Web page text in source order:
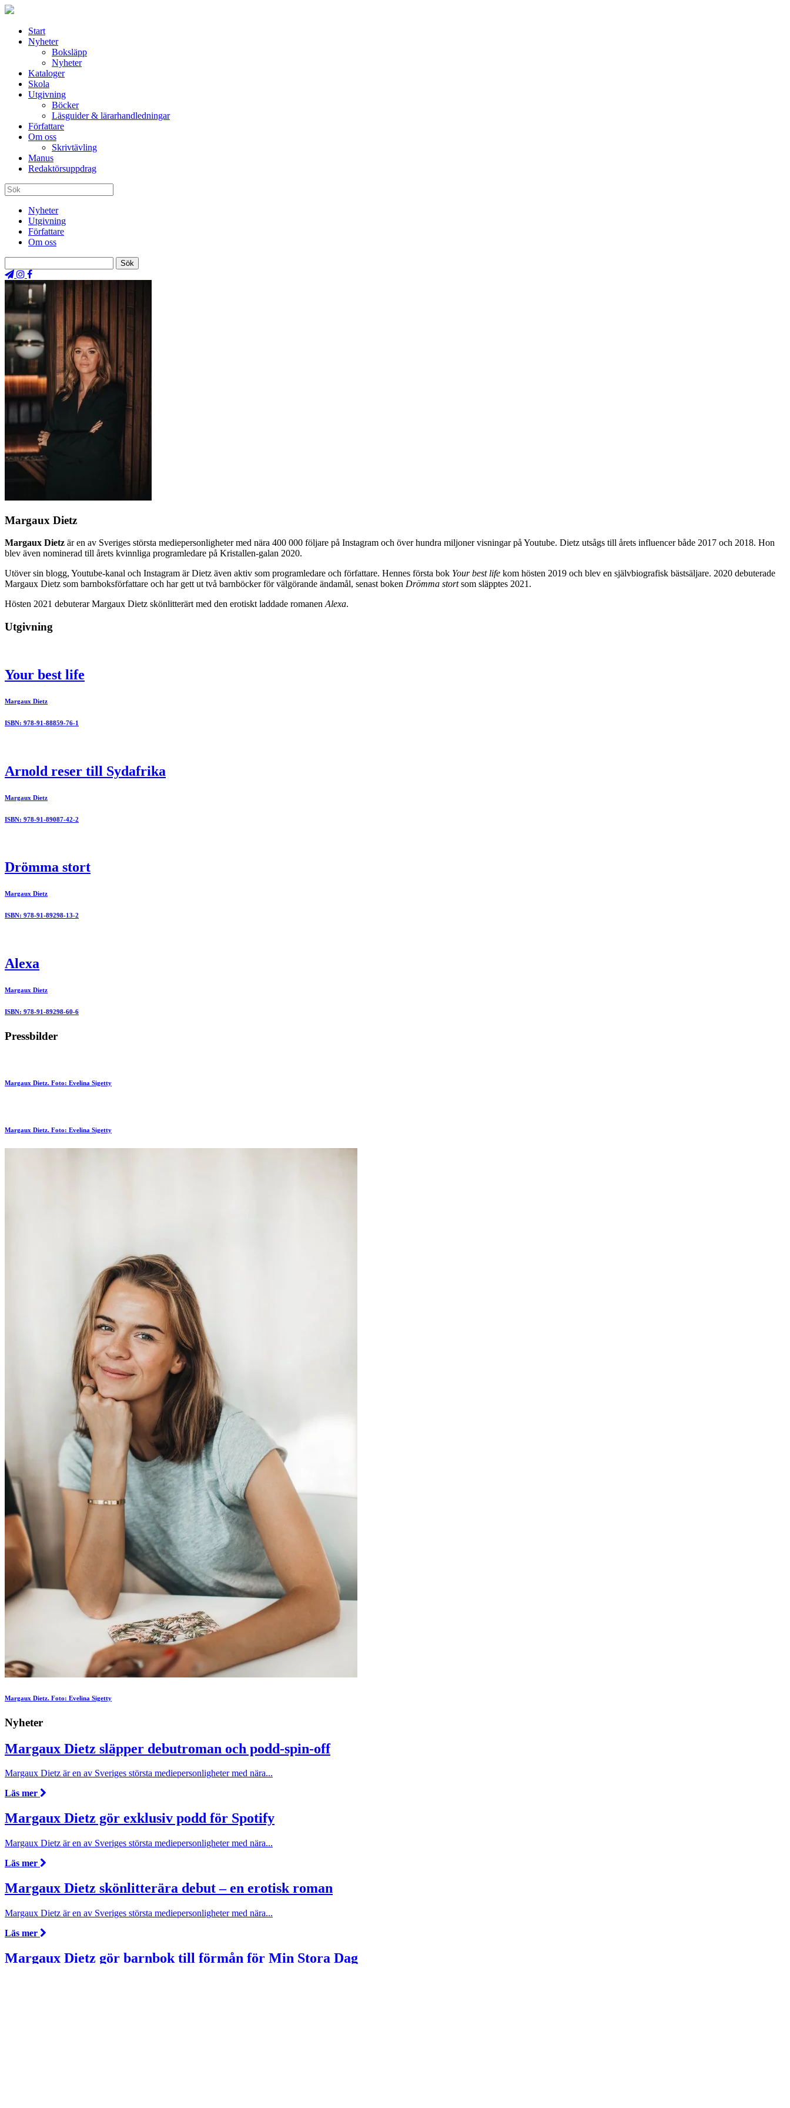
Start
Nyheter
Boksläpp
Nyheter
Kataloger
Skola
Utgivning
Böcker
Läsguider & lärarhandledningar
Författare
Om oss
Skrivtävling
Manus
Redaktörsuppdrag
Nyheter
Utgivning
Författare
Om oss
Margaux Dietz
Margaux Dietz är en av Sveriges största mediepersonligheter med nära 400 000 följare på Instagram och över hundra miljoner visningar på Youtube. Dietz utsågs till årets influencer både 2017 och 2018. Hon
blev även nominerad till årets kvinnliga programledare på Kristallen-galan 2020.
Utöver sin blogg, Youtube-kanal och Instagram är Dietz även aktiv som programledare och författare. Hennes första bok Your best life kom hösten 2019 och blev en självbiografisk bästsäljare. 2020 debuterade
Margaux Dietz som barnboksförfattare och har gett ut två barnböcker för välgörande ändamål, senast boken Drömma stortsom släpptes 2021.
Hösten 2021 debuterar Margaux Dietz skönlitterärt med den erotiskt laddade romanenAlexa.
Utgivning
Your best life
Margaux Dietz
ISBN: 978-91-88859-76-1
Arnold reser till Sydafrika
Margaux Dietz
ISBN: 978-91-89087-42-2
Drömma stort
Margaux Dietz
ISBN: 978-91-89298-13-2
Alexa
Margaux Dietz
ISBN: 978-91-89298-60-6
Pressbilder
Margaux Dietz. Foto: Evelina Sigetty
Margaux Dietz. Foto: Evelina Sigetty
Margaux Dietz. Foto: Evelina Sigetty
Nyheter
Margaux Dietz släpper debutroman och podd-spin-off
Margaux Dietz är en av Sveriges största mediepersonligheter med nära...
Läs mer
Margaux Dietz gör exklusiv podd för Spotify
Margaux Dietz är en av Sveriges största mediepersonligheter med nära...
Läs mer
Margaux Dietz skönlitterära debut – en erotisk roman
Margaux Dietz är en av Sveriges största mediepersonligheter med nära...
Läs mer
Margaux Dietz gör barnbok till förmån för Min Stora Dag